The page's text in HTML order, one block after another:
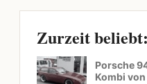
Zurzeit beliebt:
Porsche
Kombi